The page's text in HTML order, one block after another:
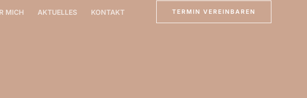
MICH AKTUELLES KONTAKT TERMIN VEREINBAREN